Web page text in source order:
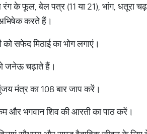
के फूल, बेल पत्र (11 या 21), भांग, धतूरा
करते हैं।
को सफेद मिठाई का भोग लगाएं।
जनेऊ चढ़ाते हैं।
मंत्र का 108 बार जाप करें।
और भगवान शिव की आरती का पाठ करें।